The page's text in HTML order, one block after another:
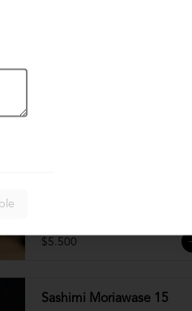
$5.500
Sashimi Moriawase 15